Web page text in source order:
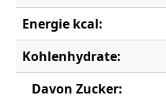
Energie kcal:
Kohlenhydrate:
Davon Zucker: